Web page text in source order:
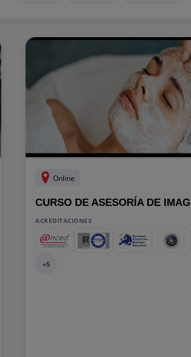
Valladolid Zaragoza
Online
CURSO DE ASESORÍA DE
ACREDITACIONES
+5